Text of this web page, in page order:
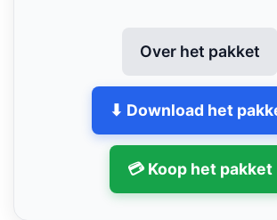
Over het pakket
⬇ Download het
💳 Koop het pakket